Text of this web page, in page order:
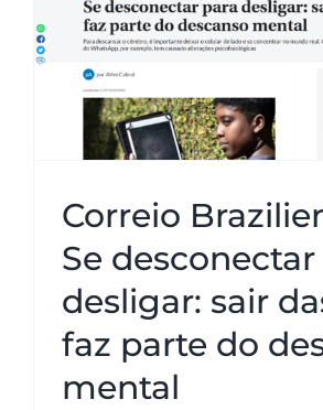
Correio Braziliense
desconectar para
das telas faz parte do
mental
Correio
Se desconectar
desligar: sair
faz parte do
mental